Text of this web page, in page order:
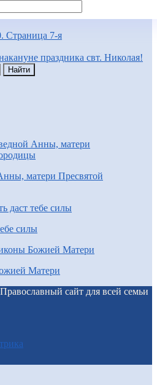
Страница 7-я
праздника свт. Николая!
матери Пресвятой
силы
Матери
Православный сайт для всей семьи